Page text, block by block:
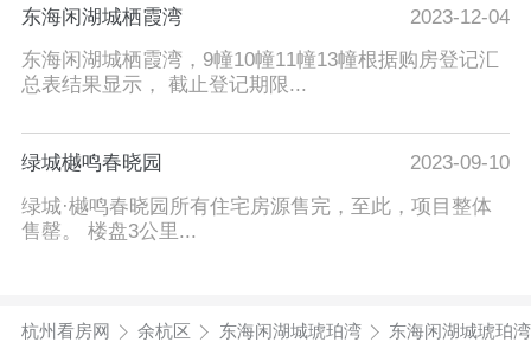
东海闲湖城栖霞湾
2023-12-04
东海闲湖城栖霞湾，9幢10幢11幢13幢根据购房登记汇
总表结果显示， 截止登记期限...
绿城樾鸣春晓园
2023-09-10
绿城·樾鸣春晓园所有住宅房源售完，至此，项目整体
售罄。 楼盘3公里...
杭州看房网 余杭区 东海闲湖城琥珀湾 东海闲湖城琥珀